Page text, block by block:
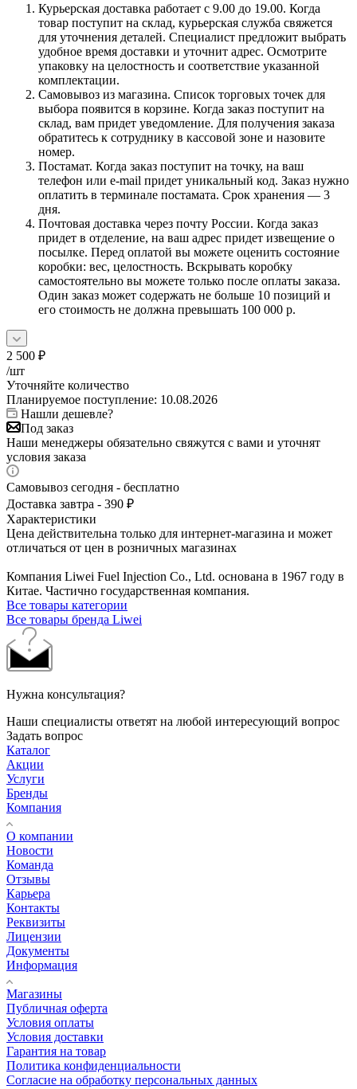
Курьерская доставка работает с 9.00 до 19.00. Когда
товар поступит на склад, курьерская служба свяжется
для уточнения деталей. Специалист предложит выбрать
удобное время доставки и уточнит адрес. Осмотрите
упаковку на целостность и соответствие указанной
комплектации.
Самовывоз из магазина. Список торговых точек для
выбора появится в корзине. Когда заказ поступит на
склад, вам придет уведомление. Для получения заказа
обратитесь к сотруднику в кассовой зоне и назовите
номер.
Постамат. Когда заказ поступит на точку, на ваш
телефон или e-mail придет уникальный код. Заказ нужно
оплатить в терминале постамата. Срок хранения — 3
дня.
Почтовая доставка через почту России. Когда заказ
придет в отделение, на ваш адрес придет извещение о
посылке. Перед оплатой вы можете оценить состояние
коробки: вес, целостность. Вскрывать коробку
самостоятельно вы можете только после оплаты заказа.
Один заказ может содержать не больше 10 позиций и
его стоимость не должна превышать 100 000 р.
2 500 ₽
/шт
Уточняйте количество
Планируемое поступление: 10.08.2026
Нашли дешевле?
Под заказ
Наши менеджеры обязательно свяжутся с вами и уточнят
условия заказа
Самовывоз сегодня - бесплатно
Доставка завтра - 390 ₽
Характеристики
Цена действительна только для интернет-магазина и может
отличаться от цен в розничных магазинах
Компания Liwei Fuel Injection Co., Ltd. основана в 1967 году в
Китае. Частично государственная компания.
Все товары категории
Все товары бренда Liwei
Нужна консультация?
Наши специалисты ответят на любой интересующий вопрос
Задать вопрос
Каталог
Акции
Услуги
Бренды
Компания
О компании
Новости
Команда
Отзывы
Карьера
Контакты
Реквизиты
Лицензии
Документы
Информация
Магазины
Публичная оферта
Условия оплаты
Условия доставки
Гарантия на товар
Политика конфиденциальности
Согласие на обработку персональных данных